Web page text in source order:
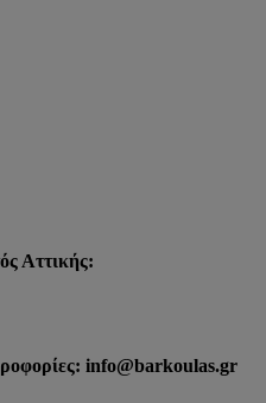
Αττικής:
info@barkoulas.gr